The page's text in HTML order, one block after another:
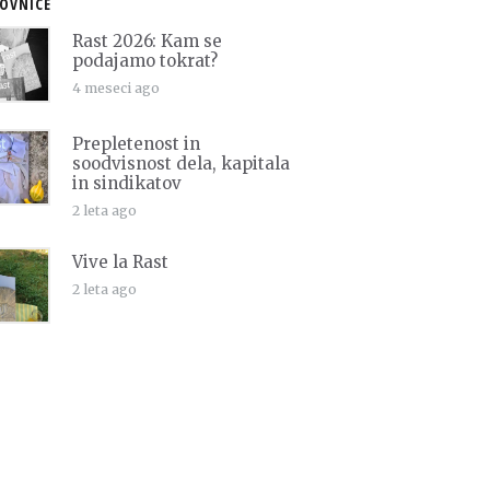
Rast 2026: Kam se
podajamo tokrat?
4 meseci ago
Prepletenost in
soodvisnost dela, kapitala
in sindikatov
2 leta ago
Vive la Rast
2 leta ago